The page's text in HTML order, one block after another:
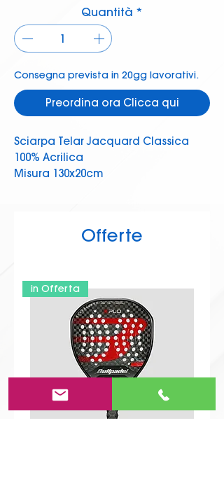
Quantità *
Consegna prevista in 20gg lavorativi.
Preordina ora Clicca qui
Sciarpa Telar Jacquard Classica
100% Acrilica
Misura 130x20cm
Offerte
in Offerta